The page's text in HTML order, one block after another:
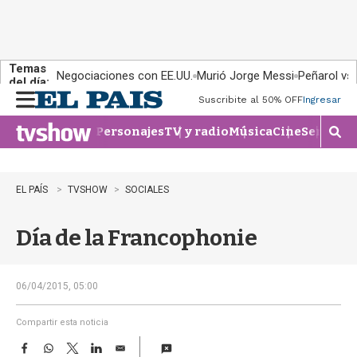
Temas
del día: Negociaciones con EE.UU. Murió Jorge Messi Peñarol
n
u
Suscribite al 50% OFFIngresar
PersonajesTV y radioMúsicaCineSeries
M
o
EL PAÍS TVSHOW SOCIALES
Día de la Francophonie
06/04/2015, 05:00
Compartir esta noticia
F
W
T
L
E